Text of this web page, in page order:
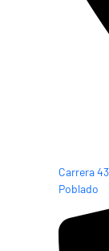
Carrera
Poblado